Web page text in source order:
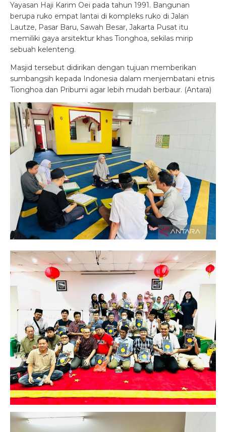
Yayasan Haji Karim Oei pada tahun 1991. Bangunan
berupa ruko empat lantai di kompleks ruko di Jalan
Lautze, Pasar Baru, Sawah Besar, Jakarta Pusat itu
memiliki gaya arsitektur khas Tionghoa, sekilas mirip
sebuah kelenteng.
Masjid tersebut didirikan dengan tujuan memberikan
sumbangsih kepada Indonesia dalam menjembatani etnis
Tionghoa dan Pribumi agar lebih mudah berbaur. (Antara)